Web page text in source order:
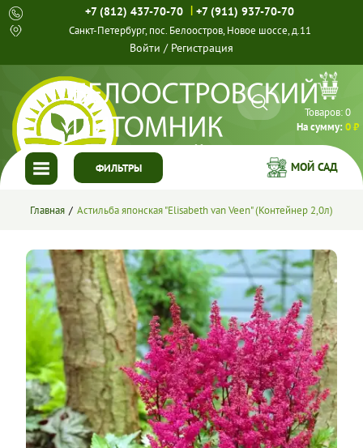
+7 (812) 437-70-70 | +7 (911) 937-70-70
Санкт-Петербург, пос. Белоостров, Новое шоссе, д.11
Войти / Регистрация
Товаров:0
На сумму:0 ₽
ФИЛЬТРЫ
ГЛАВНАЯ
КАТАЛОГ
СПЕЦПРЕДЛОЖЕНИЯ
ГОТОВЫЕ РЕШЕНИЯ
О НАС
УСЛОВИЯ РАБОТЫ
КОНТАКТЫ
МОЙ САД
Главная Астильба японская "Elisabeth van Veen" (Контейнер 2,0л)